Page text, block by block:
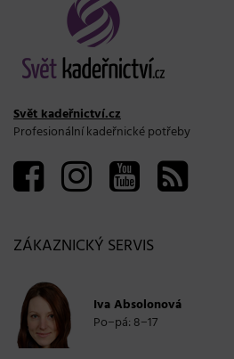
Svět kadeřnictví.cz
Profesionální kadeřnické potřeby
ZÁKAZNICKÝ SERVIS
Iva Absolonová
Po−pá: 8−17